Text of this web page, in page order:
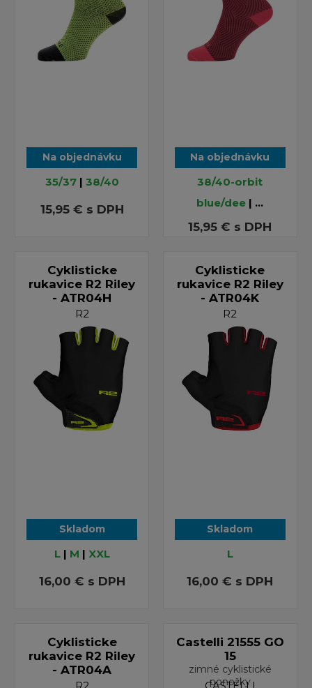
Na objednávku
35/37| 38/40
15,95 € s DPH
Na objednávku
38/40-orbit
blue/dee | ...
15,95 € s DPH
Cyklisticke
rukavice R2 Riley
- ATR04H
R2
Skladom
L| M | XXL
16,00 € s DPH
Cyklisticke
rukavice R2 Riley
- ATR04K
R2
Skladom
L
16,00 € s DPH
Cyklisticke
rukavice R2 Riley
- ATR04A
Castelli 21555 GO
15
zimné cyklistické
ponožky